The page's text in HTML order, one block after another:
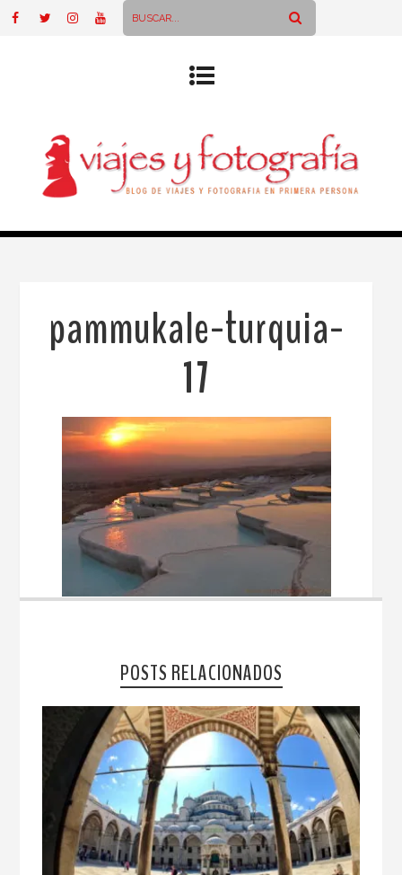
pammukale-turquia-
17
POSTS RELACIONADOS